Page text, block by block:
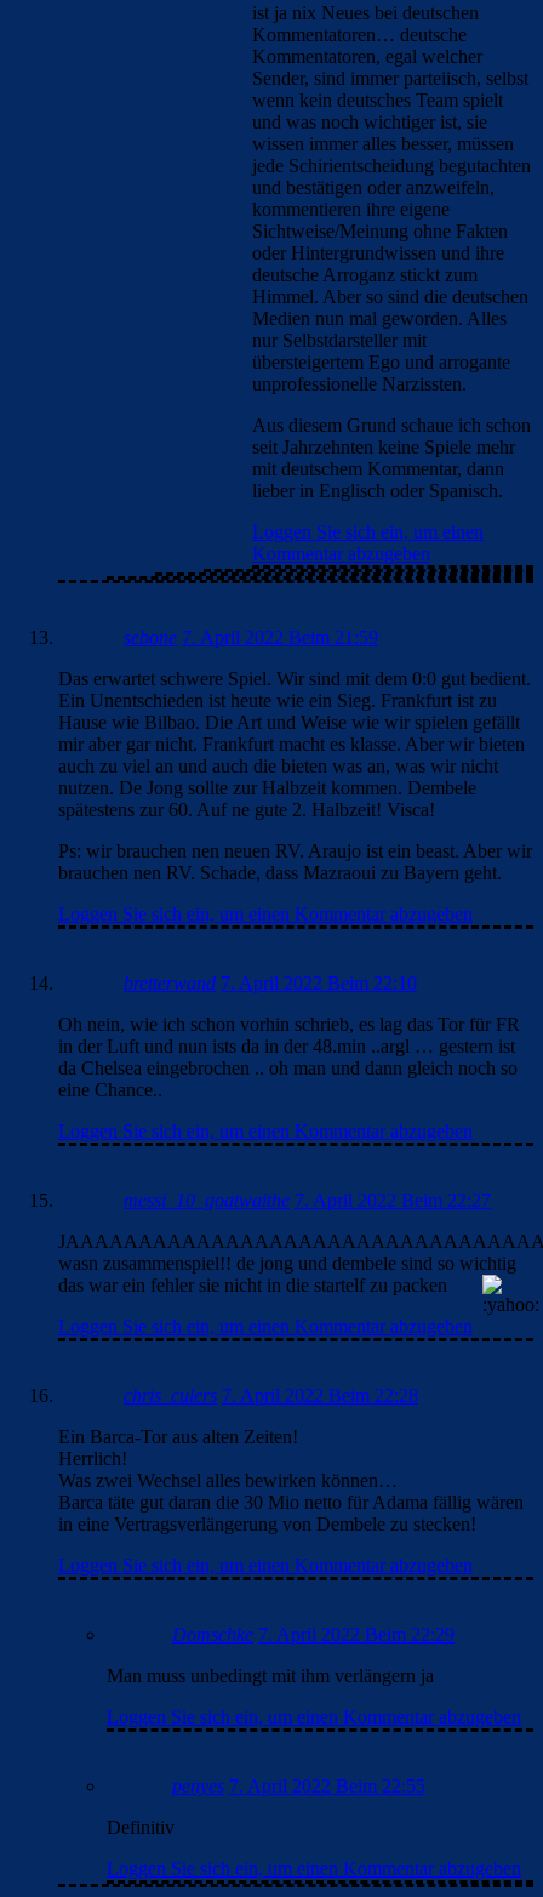
ist ja nix Neues bei deutschen
Kommentatoren… deutsche
Kommentatoren, egal welcher
Sender, sind immer parteiisch, selbst
wenn kein deutsches Team spielt
und was noch wichtiger ist, sie
wissen immer alles besser, müssen
jede Schirientscheidung begutachten
und bestätigen oder anzweifeln,
kommentieren ihre eigene
Sichtweise/Meinung ohne Fakten
oder Hintergrundwissen und ihre
deutsche Arroganz stickt zum
Himmel. Aber so sind die deutschen
Medien nun mal geworden. Alles
nur Selbstdarsteller mit
übersteigertem Ego und arrogante
unprofessionelle Narzissten.
Aus diesem Grund schaue ich schon
seit Jahrzehnten keine Spiele mehr
mit deutschem Kommentar, dann
lieber in Englisch oder Spanisch.
Loggen Sie sich ein, um einen
Kommentar abzugeben
sebone 7. April 2022 Beim 21:59
Das erwartet schwere Spiel. Wir sind mit dem 0:0 gut bedient.
Ein Unentschieden ist heute wie ein Sieg. Frankfurt ist zu
Hause wie Bilbao. Die Art und Weise wie wir spielen gefällt
mir aber gar nicht. Frankfurt macht es klasse. Aber wir bieten
auch zu viel an und auch die bieten was an, was wir nicht
nutzen. De Jong sollte zur Halbzeit kommen. Dembele
spätestens zur 60. Auf ne gute 2. Halbzeit! Visca!
Ps: wir brauchen nen neuen RV. Araujo ist ein beast. Aber wir
brauchen nen RV. Schade, dass Mazraoui zu Bayern geht.
Loggen Sie sich ein, um einen Kommentar abzugeben
bretterwand 7. April 2022 Beim 22:10
Oh nein, wie ich schon vorhin schrieb, es lag das Tor für FR
in der Luft und nun ists da in der 48.min ..argl … gestern ist
da Chelsea eingebrochen .. oh man und dann gleich noch so
eine Chance..
Loggen Sie sich ein, um einen Kommentar abzugeben
messi_10_goatwaithe 7. April 2022 Beim 22:27
wasn zusammenspiel!! de jong und dembele sind so wichtig
das war ein fehler sie nicht in die startelf zu packen
Loggen Sie sich ein, um einen Kommentar abzugeben
chris_culers 7. April 2022 Beim 22:28
Ein Barca-Tor aus alten Zeiten!
Herrlich!
Was zwei Wechsel alles bewirken können…
Barca täte gut daran die 30 Mio netto für Adama fällig wären
in eine Vertragsverlängerung von Dembele zu stecken!
Loggen Sie sich ein, um einen Kommentar abzugeben
Domschke 7. April 2022 Beim 22:29
Man muss unbedingt mit ihm verlängern ja
Loggen Sie sich ein, um einen Kommentar abzugeben
penyes 7. April 2022 Beim 22:55
Definitiv
Loggen Sie sich ein, um einen Kommentar abzugeben